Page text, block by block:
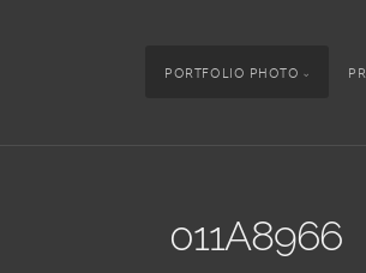
PORTFOLIO PHOTO
011A8966